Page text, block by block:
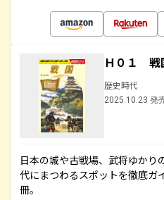
Ｈ０１ 戦
歴史時代
2025.10.23 発
日本の城や古戦場、武将ゆかり
代にまつわるスポットを徹底ガ
冊。